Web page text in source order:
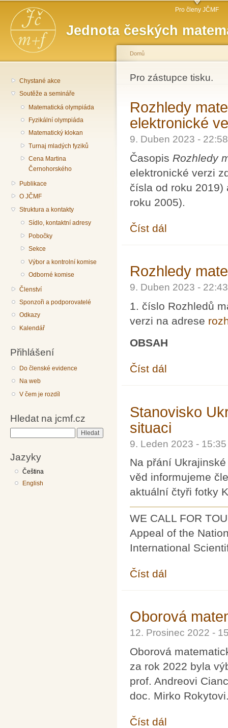
Jednota českých
Hlavní menu Pro členy JČMF
Chystané akce
Soutěže a semináře
Matematická olympiáda
Fyzikální olympiáda
Matematický klokan
Turnaj mladých fyziků
Cena Martina
Černohorského
Publikace
O JČMF
Struktura a kontakty
Sídlo, kontaktní adresy
Pobočky
Sekce
Výbor a kontrolní komise
Odborné komise
Členství
Sponzoři a podporovatelé
Odkazy
Kalendář
Přihlášení
Do členské evidence
Na web
V čem je rozdíl
Hledat na jcmf.cz
Jazyky
Čeština
English
Jste zde
Domů
Pro zástupce tisku.
Rozhledy
elektronické
9. Duben 2023 -
Časopis Rozhledy
elektronické verzi
čísla od roku
roku 2005).
Číst dál
Rozhledy
9. Duben 2023 -
1. číslo Rozhledů
verzi na adrese
OBSAH
Číst dál
Stanovisko
situaci
9. Leden 2023 -
Na přání
věd informujeme
aktuální čtyři fotky
WE CALL FOR
Appeal of the
International
Číst dál
Oborová
12. Prosinec 2022 -
Oborová
za rok 2022 byla
prof. Andreovi
doc. Mirko
Číst dál